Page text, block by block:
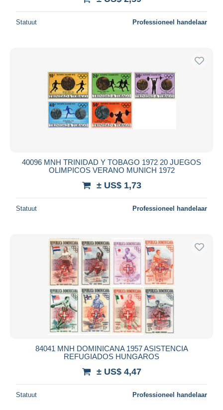
Statuut Professioneel handelaar
40096 MNH TRINIDAD Y TOBAGO 1972 20 JUEGOS
OLIMPICOS VERANO MUNICH 1972
± US$ 1,73
Statuut Professioneel handelaar
84041 MNH DOMINICANA 1957 ASISTENCIA
REFUGIADOS HUNGAROS
± US$ 4,47
Statuut Professioneel handelaar